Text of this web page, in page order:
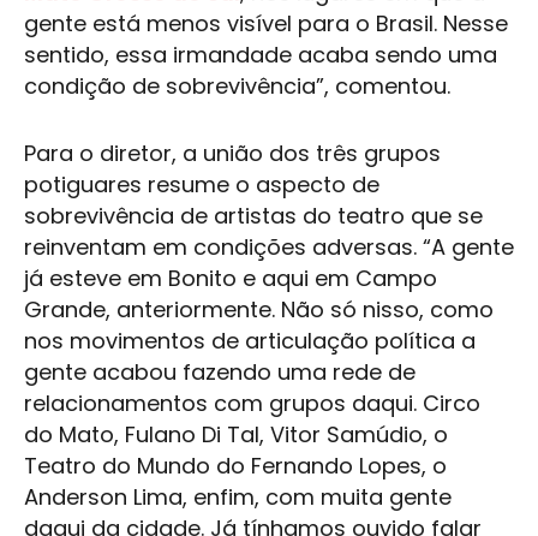
gente está menos visível para o Brasil. Nesse
sentido, essa irmandade acaba sendo uma
condição de sobrevivência”, comentou.
Para o diretor, a união dos três grupos
potiguares resume o aspecto de
sobrevivência de artistas do teatro que se
reinventam em condições adversas. “A gente
já esteve em Bonito e aqui em Campo
Grande, anteriormente. Não só nisso, como
nos movimentos de articulação política a
gente acabou fazendo uma rede de
relacionamentos com grupos daqui. Circo
do Mato, Fulano Di Tal, Vitor Samúdio, o
Teatro do Mundo do Fernando Lopes, o
Anderson Lima, enfim, com muita gente
daqui da cidade. Já tínhamos ouvido falar